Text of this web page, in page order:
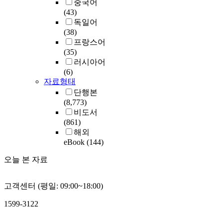
중국어
(43)
독일어
(38)
프랑스어
(35)
러시아어
(6)
자료형태
단행본
(8,773)
비도서
(861)
해외
eBook (144)
오늘 본 자료
고객센터 (평일: 09:00~18:00)
1599-3122